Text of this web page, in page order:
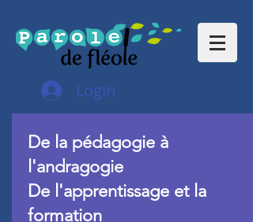
Login
De la pédagogie à
l'andragogie
De l'apprentissage et la
formation